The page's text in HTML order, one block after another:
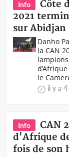
Info
Côte
2021
sur Abidjan
Danho
la CAN
le
il y a 4
Info
CAN
d'Afrique
fois de son